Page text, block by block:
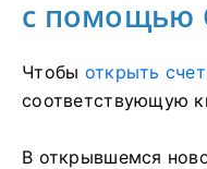
с помощью
Чтобы открыть
соответствующую
В открывшемся